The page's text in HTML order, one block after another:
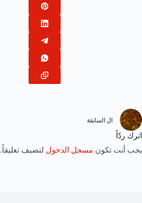
ال السابقة
اترك ردّاً
يجب أنت تكون مسجل الدخول لتضيف تعليقاً.